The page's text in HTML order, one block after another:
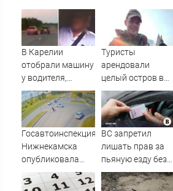
В Карелии
отобрали машину
у водителя,
который петлял
на трассе
(ВИДЕО)
Туристы
арендовали
целый остров в
Карелии (ФОТО)
Госавтоинспекция
Нижнекамска
опубликовала
видео жесткого
ДТП с участием
ВС запретил
лишать прав за
пьяную езду без
документов,
удостоверяющих